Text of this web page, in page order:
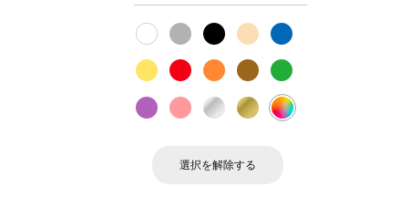
選択を解除する